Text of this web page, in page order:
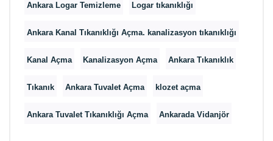
Ankara Logar Temizleme Logar tıkanıklığı
Ankara Kanal Tıkanıklığı Açma. kanalizasyon tıkanıklığı
Kanal Açma Kanalizasyon Açma Ankara Tıkanıklık
Tıkanık Ankara Tuvalet Açma klozet açma
Ankara Tuvalet Tıkanıklığı Açma Ankarada Vidanjör